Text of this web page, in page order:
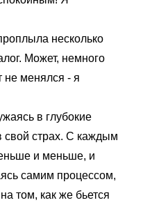
несколько
Может, немного
не менялся - я
в глубокие
свой страх. С каждым
и меньше, и
самим процессом,
том, как же бьется